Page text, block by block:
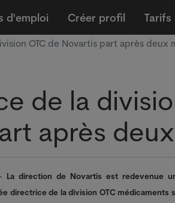
d'emploi Créer profil Tarifs
OTC de Novartis part après deux
de la
après
- La direction de Novartis est redevenue
directrice de la division OTC médicaments